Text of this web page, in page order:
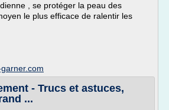
, se protéger la peau des
le plus efficace de ralentir les
- Trucs et astuces,
...